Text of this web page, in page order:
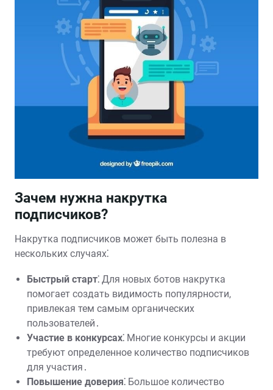
Зачем нужна накрутка
подписчиков?
Накрутка подписчиков может быть полезна в
нескольких случаях⁚
Быстрый старт⁚ Для новых ботов накрутка
помогает создать видимость популярности,
привлекая тем самым органических
пользователей․
Участие в конкурсах⁚ Многие конкурсы и акции
требуют определенное количество подписчиков
для участия․
Повышение доверия⁚ Большое количество